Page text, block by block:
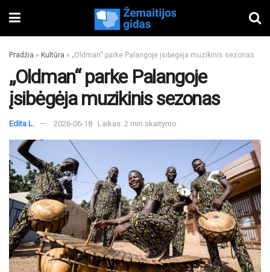
Pradžia » Kultūra » „Oldman“ parke Palangoje įsibėgėja muzikinis sezonas
„Oldman“ parke Palangoje
įsibėgėja muzikinis sezonas
Edita L. 2026-06-18 Laikas: 2 min skaitymo